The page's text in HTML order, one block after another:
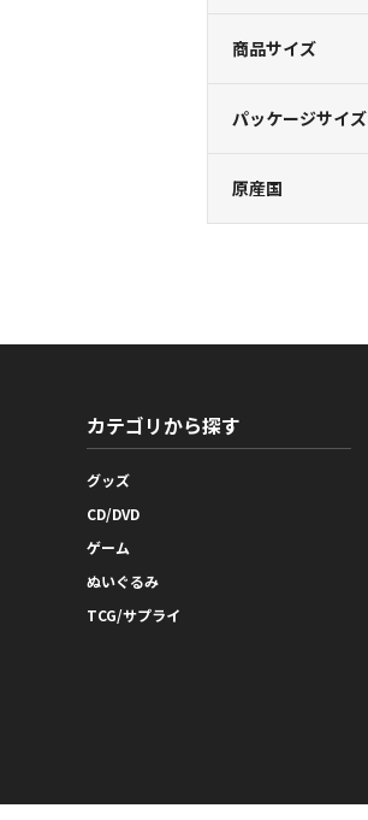
商品サイズ
パッケージサイズ
原産国
カテゴリから探す
グッズ
CD/DVD
ゲーム
ぬいぐるみ
TCG/サプライ